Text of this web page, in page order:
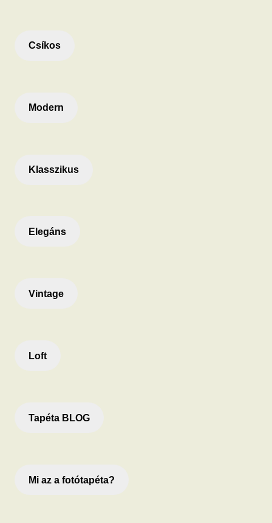
Csíkos
Modern
Klasszikus
Elegáns
Vintage
Loft
Tapéta BLOG
Mi az a fotótapéta?